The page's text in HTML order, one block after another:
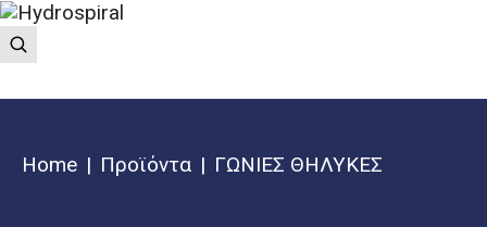
Home Προϊόντα ΓΩΝΙΕΣ ΘΗΛΥΚΕΣ